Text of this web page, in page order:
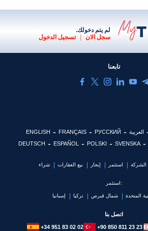
لم يتم دخولك.
سجل الان
| تسجيل الدخول
تابعنا
ENGLISH FRANÇAIS РУССКИЙ العربية
DEUTSCH
ESPAÑOL POLSKI SVENSKA
شراء بيع العقارات إيجار استثمر الشركة
استثمر:
إسبانيا تركيا شمال قبرص المتحدة
اتصل بنا
+34 951 83 02 02 +90 850 811 23 23